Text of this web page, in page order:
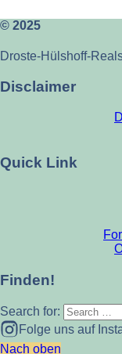
© 2025
Droste-Hülshoff-
Disclaimer
Quick Link
Finden!
Search for:
Folge uns auf
Nach oben